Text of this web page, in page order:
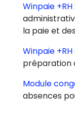
Winpaie +RH
la paie et
Winpaie
préparation
Module
absences